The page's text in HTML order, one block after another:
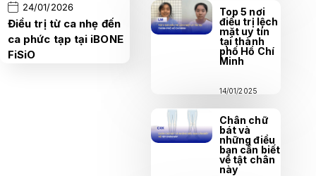
24/01/2026
Điều trị từ ca nhẹ đến
ca phức tạp tại iBONE
FiSiO
Top 5 nơi
điều trị lệch
mặt uy tín
tại thành
phố Hồ Chí
Minh
14/01/2025
Chân chữ
bát và
những điều
bạn cần biết
về tật chân
này